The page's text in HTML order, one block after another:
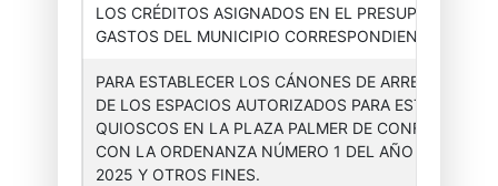
LOS CRÉDITOS ASIGNADOS EN EL PRESUPUESTO DE
GASTOS DEL MUNICIPIO CORRESPONDIENT...
Asesor(a)
Ejecutiva
Órdenes
Ejecutivas
2024-
010
PARA ESTABLECER LOS CÁNONES DE
DE LOS ESPACIOS AUTORIZADOS PARA ESTABLECER
QUIOSCOS EN LA PLAZA PALMER DE CONFORMIDAD
CON LA ORDENANZA NÚMERO 1 DEL AÑO FISCAL
2025 Y OTROS FINES.